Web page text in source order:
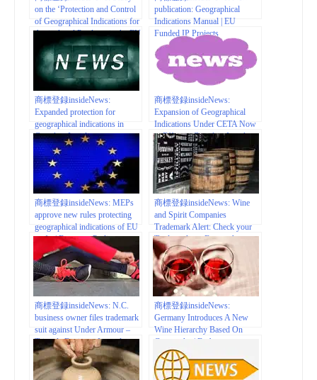
on the ‘Protection and Control
of Geographical Indications for
Agricultural Products in the EU
Member States | EUIPO
publication: Geographical
Indications Manual | EU
Funded IP Projects
商標登録insideNews:
Expanded protection for
geographical indications in
Canada – Lexology
商標登録insideNews:
Expansion of Geographical
Indications Under CETA Now
in Effect in Canada – Lexology
商標登録insideNews: MEPs
approve new rules protecting
geographical indications of EU
crafts | European Parliament
商標登録insideNews: Wine
and Spirit Companies
Trademark Alert: Check your
Trademarks to Ensure they are
not “Deceptive” | Hodgson
Russ LLP – JDSupra
商標登録insideNews: N.C.
business owner files trademark
suit against Under Armour –
Triangle Business Journal
商標登録insideNews:
Germany Introduces A New
Wine Hierarchy Based On
Geography | Forbes